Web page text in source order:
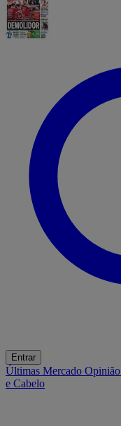
Entrar
Últimas Mercado Opinião
e Cabelo